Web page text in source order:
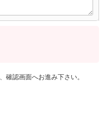
確認画面へお進み下さい。